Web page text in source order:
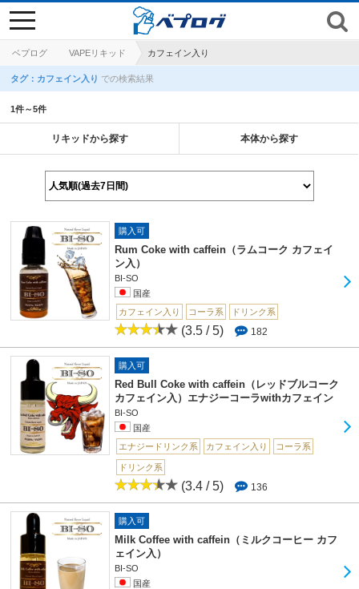
ベプログ VAPEリキッド カフェイン入り
toggle
navigation
タグ：カフェイン入り での検索結果
1件～5件
リキッドから探す 本体から探す
購入可
Rum Coke with caffein（ラムコーク カフェイ
ン入）
BI-SO
国産
カフェイン入り
コーラ系 ドリンク系
(3.5 / 5) 182
購入可
Red Bull Coke with caffein（レッドブルコーク
カフェイン入）エナジーコーラwithカフェイン
BI-SO
国産
エナジードリンク系
カフェイン入り コーラ系
ドリンク系
(3.4 / 5) 136
購入可
Milk Coffee with caffein（ミルクコーヒー カフ
ェイン入）
BI-SO
国産